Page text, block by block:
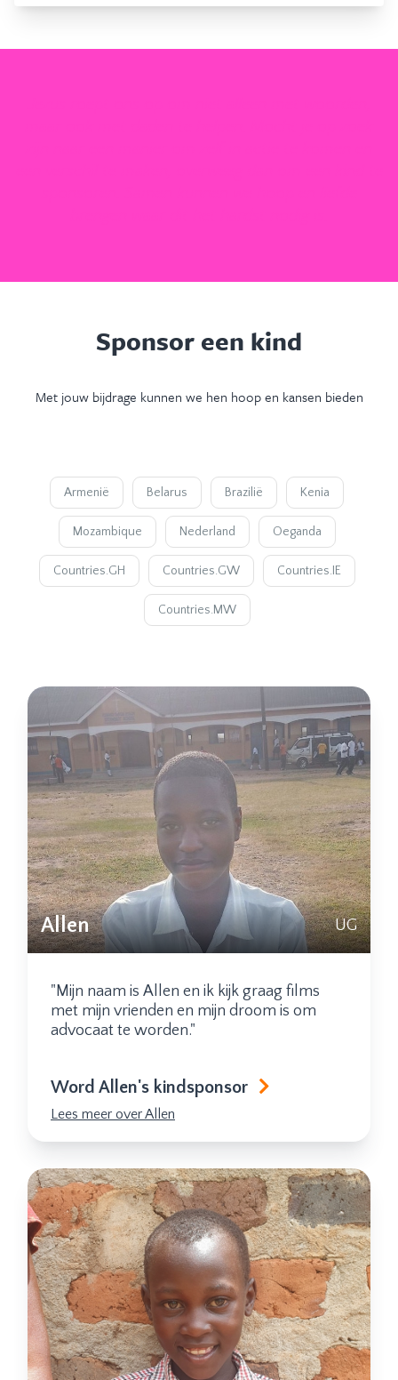
Sponsor een kind
Met jouw bijdrage kunnen we hen hoop en kansen bieden